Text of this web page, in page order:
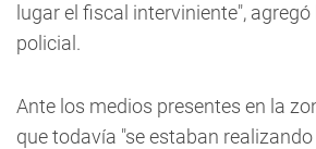
lugar el fiscal interviniente",
policial.
Ante los medios presentes en la
que todavía "se estaban